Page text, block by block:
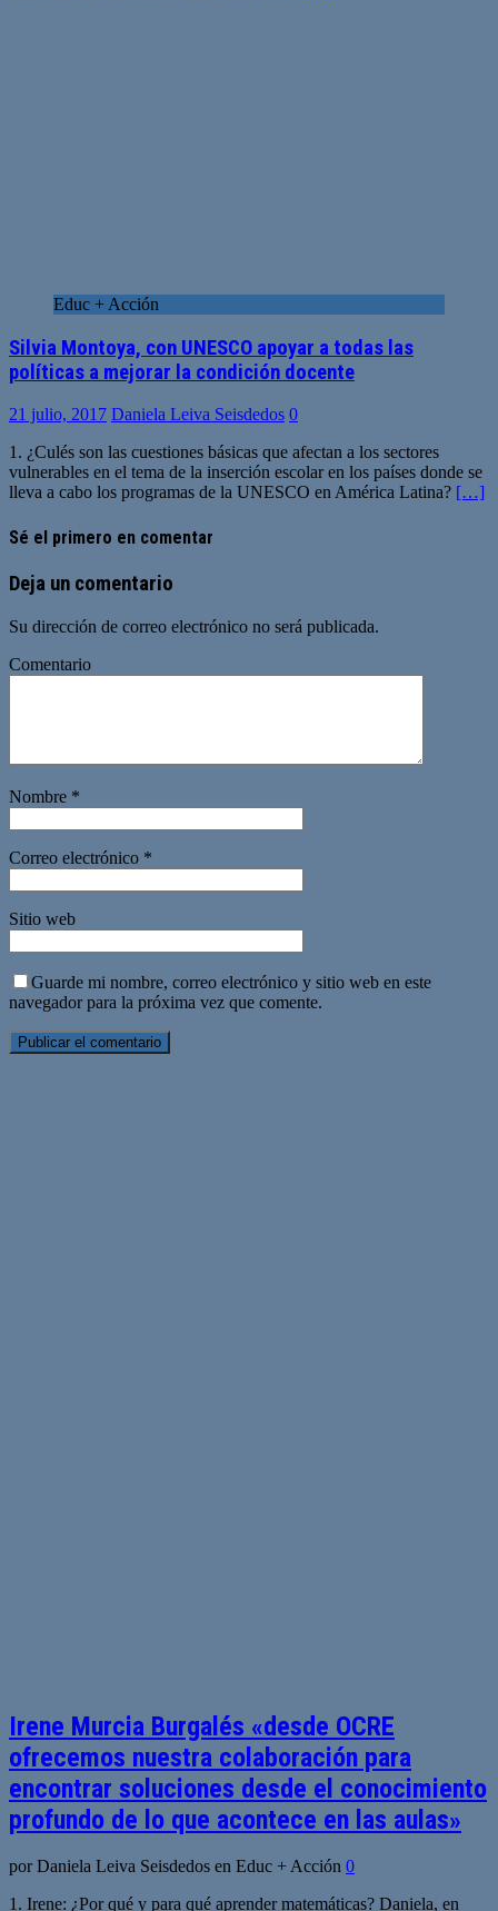
Educ + Acción
Silvia Montoya, con UNESCO apoyar a todas las
políticas a mejorar la condición docente
21 julio, 2017 Daniela Leiva Seisdedos 0
1. ¿Culés son las cuestiones básicas que afectan a los sectores
vulnerables en el tema de la inserción escolar en los países donde se
lleva a cabo los programas de la UNESCO en América Latina? […]
Sé el primero en comentar
Deja un comentario
Su dirección de correo electrónico no será publicada.
Comentario
Nombre *
Correo electrónico *
Sitio web
Guarde mi nombre, correo electrónico y sitio web en este
navegador para la próxima vez que comente.
Irene Murcia Burgalés «desde OCRE
ofrecemos nuestra colaboración para
encontrar soluciones desde el conocimiento
profundo de lo que acontece en las aulas»
por Daniela Leiva Seisdedos en Educ + Acción 0
1. Irene: ¿Por qué y para qué aprender matemáticas? Daniela, en